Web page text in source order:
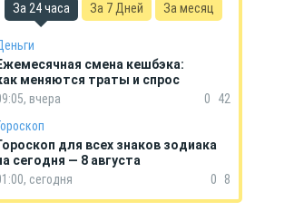
За 24 часа За 7 Дней За месяц
смена кешбэка:
меняются траты и спрос
вчера
0
42
для всех знаков зодиака
сегодня — 8 августа
сегодня
0 8